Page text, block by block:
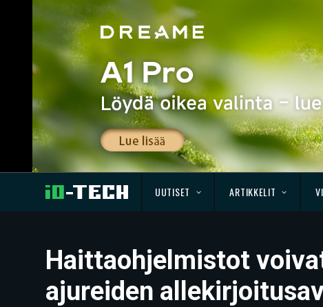
UUTISET ARTIKKELIT
Haittaohjelmistot
ajureiden